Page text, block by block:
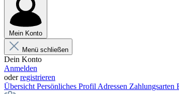
Mein Konto
Menü schließen
Dein Konto
Anmelden
oderregistrieren
Übersicht Persönliches Profil Adressen Zahlungsarten